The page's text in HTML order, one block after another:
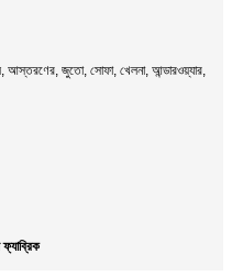
আস্তরণের, জুতো, সোফা, খেলনা, আন্ডারওয়্যার,
ফ্যাব্রিক